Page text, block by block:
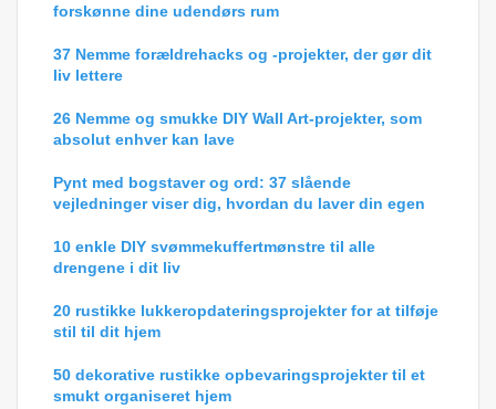
forskønne dine udendørs rum
37 Nemme forældrehacks og -projekter, der gør dit
liv lettere
26 Nemme og smukke DIY Wall Art-projekter, som
absolut enhver kan lave
Pynt med bogstaver og ord: 37 slående
vejledninger viser dig, hvordan du laver din egen
10 enkle DIY svømmekuffertmønstre til alle
drengene i dit liv
20 rustikke lukkeropdateringsprojekter for at tilføje
stil til dit hjem
50 dekorative rustikke opbevaringsprojekter til et
smukt organiseret hjem